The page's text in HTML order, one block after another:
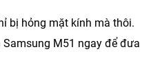
bị hỏng mặt kính mà thôi.
M51 ngay để đưa